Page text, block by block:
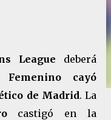
League deberá
cayó
de Madrid. La
castigó en la